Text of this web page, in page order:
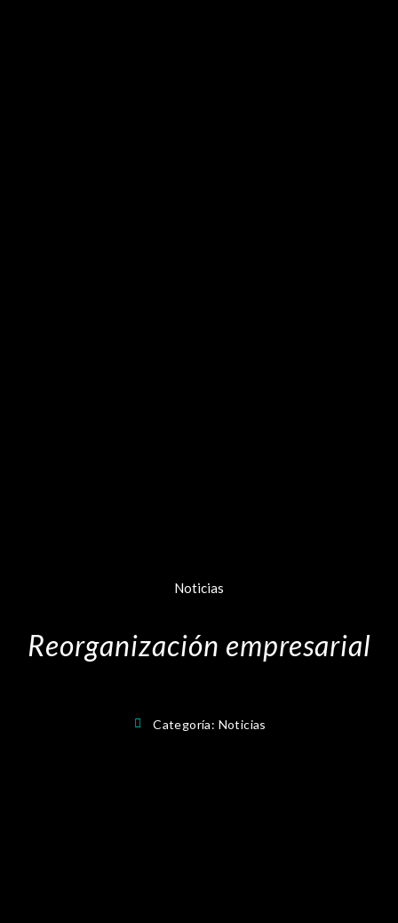
Noticias
Reorganización empresarial
Categoría: Noticias